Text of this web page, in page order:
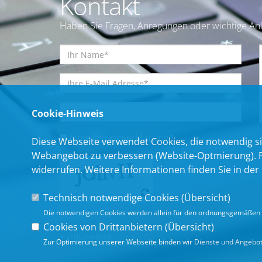
Haben Sie Fragen, Anregungen oder wichtige
Einwilligungserklärung*
* Pflichtfeld
Cookie-Hinweis
Diese Webseite verwendet Cookies, die
Webangebot zu verbessern (Website-
widerrufen. Weitere Informationen finden Sie in der
Technisch notwendige Cookies (Übersicht)
Die notwendigen Cookies werden allein für den
Cookies von Drittanbietern (Übersicht)
Zur Optimierung unserer Webseite binden wir Dienste und